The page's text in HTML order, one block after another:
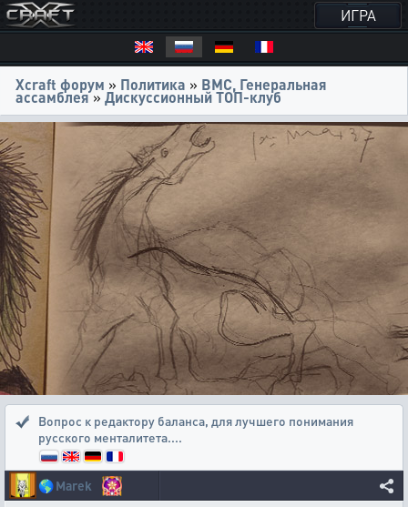
ИГРА
Xcraft форум » Политика » ВМС, Генеральная
ассамблея» Дискуссионный ТОП-клуб
Вопрос к редактору баланса, для лучшего понимания
русского менталитета....
🌎Marek